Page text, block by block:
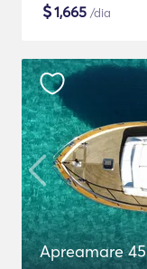
$1,665 /dia
Apreamare 45